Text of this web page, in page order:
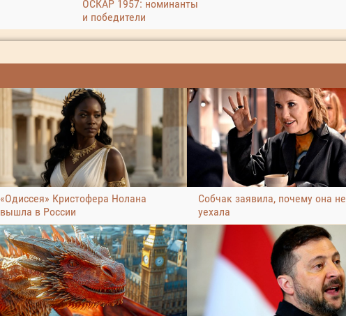
ОСКАР 1957: номинанты
и победители
«Одиссея» Кристофера Нолана
вышла в России
Собчак заявила, почему она не
уехала